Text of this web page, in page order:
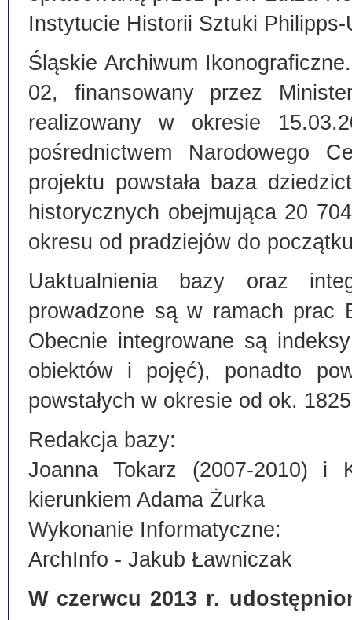
Instytucie Historii Sztuki
Śląskie Archiwum
02, finansowany przez
realizowany w okresie
pośrednictwem Narodowego
projektu powstała baza
historycznych obejmująca 20
okresu od pradziejów do
Uaktualnienia bazy oraz
prowadzone są w ramach prac
Obecnie integrowane są
obiektów i pojęć), ponadto
powstałych w okresie od ok.
Redakcja bazy:
Joanna Tokarz (2007-2010) i
kierunkiem Adama Żurka
Wykonanie Informatyczne:
ArchInfo - Jakub Ławniczak
W czerwcu 2013 r.